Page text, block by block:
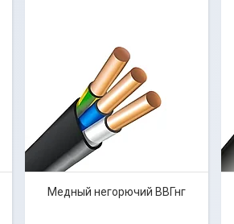
Медный негорючий ВВГнг